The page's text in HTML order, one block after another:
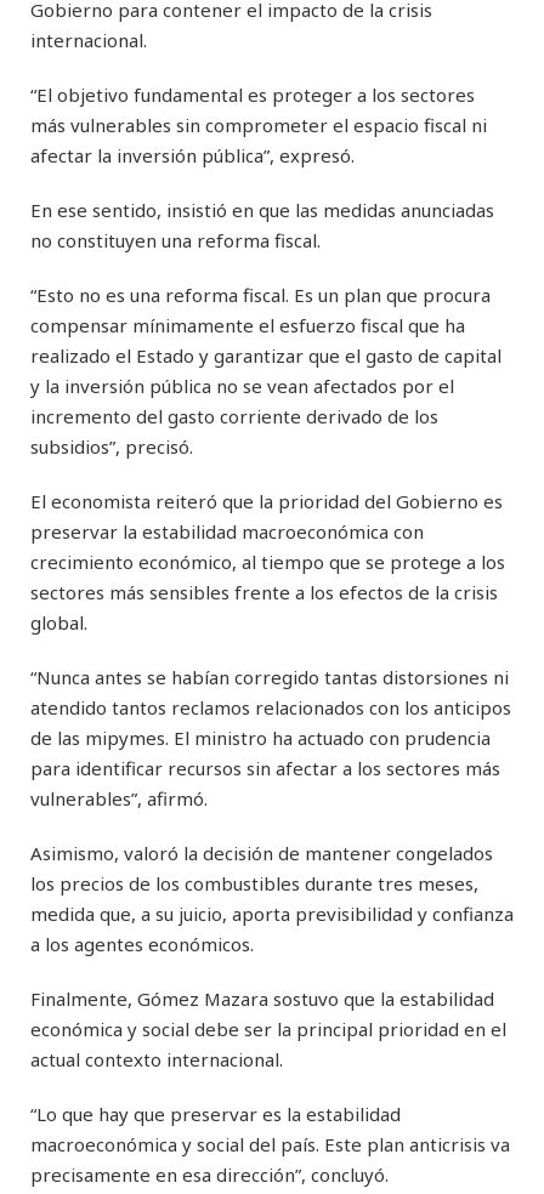
Gobierno para contener el impacto de la crisis
internacional.
“El objetivo fundamental es proteger a los sectores
más vulnerables sin comprometer el espacio fiscal ni
afectar la inversión pública”, expresó.
En ese sentido, insistió en que las medidas anunciadas
no constituyen una reforma fiscal.
“Esto no es una reforma fiscal. Es un plan que procura
compensar mínimamente el esfuerzo fiscal que ha
realizado el Estado y garantizar que el gasto de capital
y la inversión pública no se vean afectados por el
incremento del gasto corriente derivado de los
subsidios”, precisó.
El economista reiteró que la prioridad del Gobierno es
preservar la estabilidad macroeconómica con
crecimiento económico, al tiempo que se protege a los
sectores más sensibles frente a los efectos de la crisis
global.
“Nunca antes se habían corregido tantas distorsiones ni
atendido tantos reclamos relacionados con los anticipos
de las mipymes. El ministro ha actuado con prudencia
para identificar recursos sin afectar a los sectores más
vulnerables”, afirmó.
Asimismo, valoró la decisión de mantener congelados
los precios de los combustibles durante tres meses,
medida que, a su juicio, aporta previsibilidad y confianza
a los agentes económicos.
Finalmente, Gómez Mazara sostuvo que la estabilidad
económica y social debe ser la principal prioridad en el
actual contexto internacional.
“Lo que hay que preservar es la estabilidad
macroeconómica y social del país. Este plan anticrisis va
precisamente en esa dirección”, concluyó.